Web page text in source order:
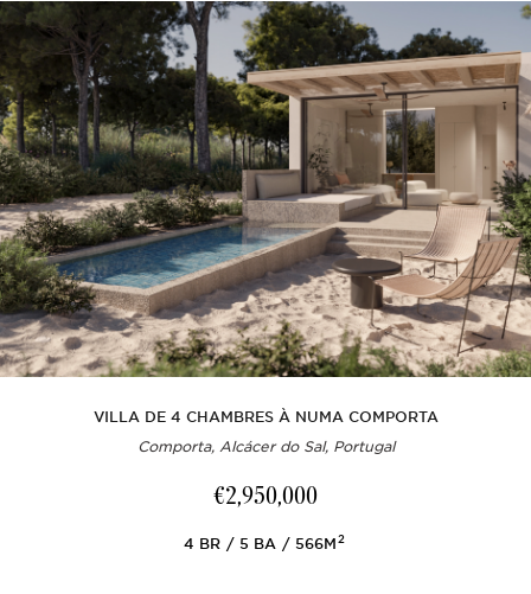
VILLA DE 4 CHAMBRES À NUMA COMPORTA
Comporta, Alcácer do Sal, Portugal
€2,950,000
4 BR 5 BA 566M2